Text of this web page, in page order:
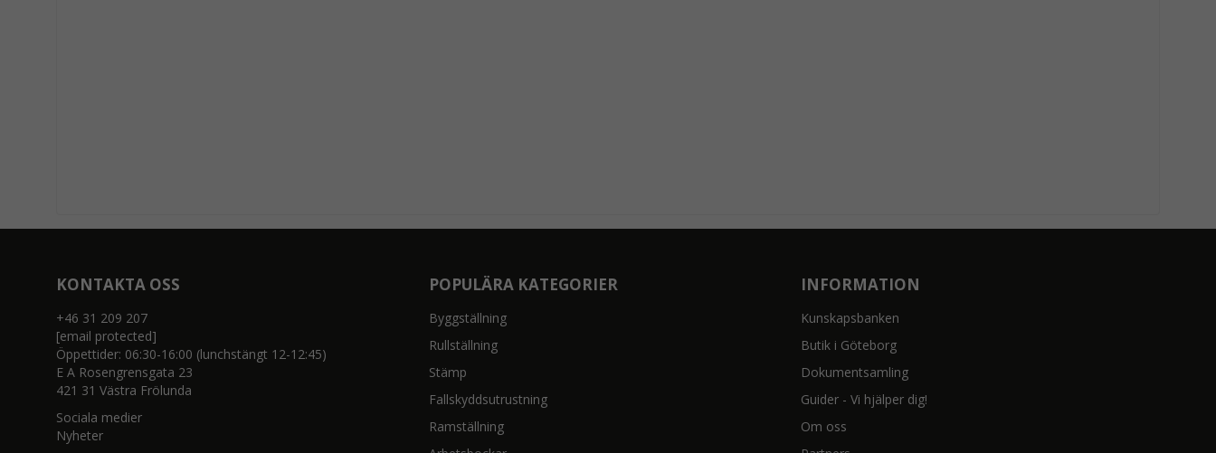
KONTAKTA OSS
+46 31 209 207
[email protected]
Öppettider: 06:30-16:00 (lunchstängt 12-12:45)
E A Rosengrensgata 23
421 31 Västra Frölunda
Sociala medier
Nyheter
POPULÄRA KATEGORIER
Byggställning
Rullställning
Stämp
Fallskyddsutrustning
Ramställning
INFORMATION
Kunskapsbanken
Butik i Göteborg
Dokumentsamling
Guider - Vi hjälper dig!
Om oss